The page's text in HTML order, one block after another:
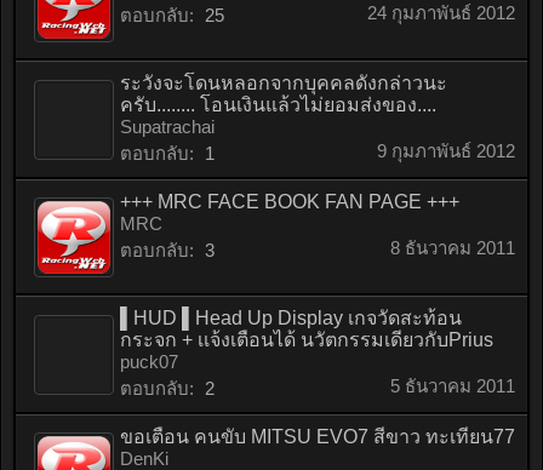
ตอบกลับ:
25 24 กุมภาพันธ์ 2012
ระวังจะโดนหลอกจากบุคคลดังกล่าวนะ
ครับ........ โอนเงินแล้วไม่ยอมส่งของ....
Supatrachai
ตอบกลับ:
1 9 กุมภาพันธ์ 2012
+++ MRC FACE BOOK FAN PAGE +++
MRC
ตอบกลับ: 3 8 ธันวาคม 2011
▌HUD ▌Head Up Display เกจวัดสะท้อน
กระจก + เเจ้งเตือนได้ นวัตกรรมเดียวกับPrius
puck07
ตอบกลับ:
2 5 ธันวาคม 2011
ขอเตือน คนขับ MITSU EVO7 สีขาว ทะเทียน77
DenKi